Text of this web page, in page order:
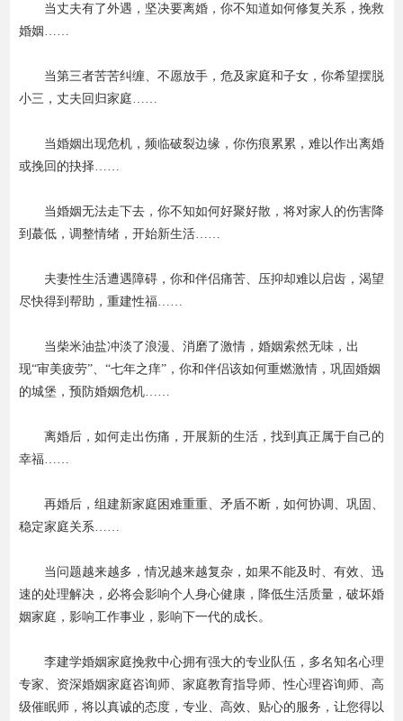
当丈夫有了外遇，坚决要离婚，你不知道如何修复关系，挽救
婚姻……
当第三者苦苦纠缠、不愿放手，危及家庭和子女，你希望摆脱
小三，丈夫回归家庭……
当婚姻出现危机，频临破裂边缘，你伤痕累累，难以作出离婚
或挽回的抉择……
当婚姻无法走下去，你不知如何好聚好散，将对家人的伤害降
到蕞低，调整情绪，开始新生活……
夫妻性生活遭遇障碍，你和伴侣痛苦、压抑却难以启齿，渴望
尽快得到帮助，重建性福……
当柴米油盐冲淡了浪漫、消磨了激情，婚姻索然无味，出
现“审美疲劳”、“七年之痒”，你和伴侣该如何重燃激情，巩固婚姻
的城堡，预防婚姻危机……
离婚后，如何走出伤痛，开展新的生活，找到真正属于自己的
幸福……
再婚后，组建新家庭困难重重、矛盾不断，如何协调、巩固、
稳定家庭关系……
当问题越来越多，情况越来越复杂，如果不能及时、有效、迅
速的处理解决，必将会影响个人身心健康，降低生活质量，破坏婚
姻家庭，影响工作事业，影响下一代的成长。
李建学婚姻家庭挽救中心拥有强大的专业队伍，多名知名心理
专家、资深婚姻家庭咨询师、家庭教育指导师、性心理咨询师、高
级催眠师，将以真诚的态度，专业、高效、贴心的服务，让您得以